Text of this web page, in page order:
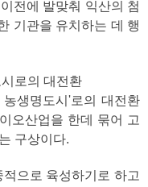
전에 발맞춰 익산의 첨
기관을 유치하는 데 행
로의 대전환
생명도시'로의 대전환
오산업을 한데 묶어 고
구상이다.
으로 육성하기로 하고